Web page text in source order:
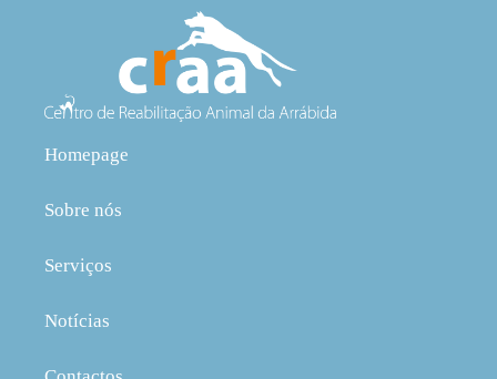
Homepage
Sobre nós
Serviços
Notícias